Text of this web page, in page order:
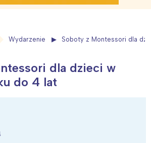
Wydarzenie Soboty z Montessori dla
dla dzieci w
do 4 lat